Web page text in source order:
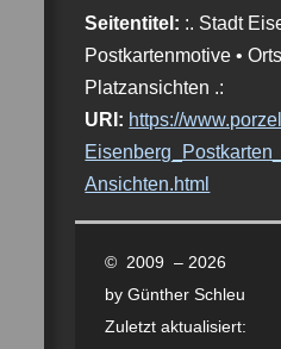
Seitentitel: :. Stadt
Postkartenmotive •
Platzansichten .:
URI: https://
Ansichten.html
© 2009 – 2026
by Günther Schleu
Zuletzt aktualisiert: